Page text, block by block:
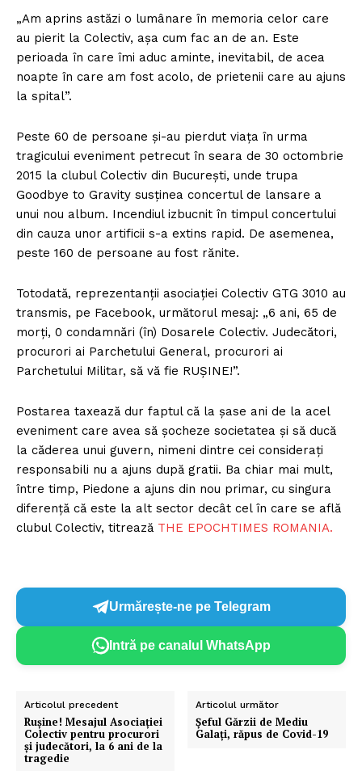
„Am aprins astăzi o lumânare în memoria celor care
au pierit la Colectiv, aşa cum fac an de an. Este
perioada în care îmi aduc aminte, inevitabil, de acea
noapte în care am fost acolo, de prietenii care au ajuns
la spital”.
Peste 60 de persoane şi-au pierdut viaţa în urma
tragicului eveniment petrecut în seara de 30 octombrie
2015 la clubul Colectiv din Bucureşti, unde trupa
Goodbye to Gravity susţinea concertul de lansare a
unui nou album. Incendiul izbucnit în timpul concertului
din cauza unor artificii s-a extins rapid. De asemenea,
peste 160 de persoane au fost rănite.
Totodată, reprezentanţii asociaţiei Colectiv GTG 3010 au
transmis, pe Facebook, următorul mesaj: „6 ani, 65 de
morţi, 0 condamnări (în) Dosarele Colectiv. Judecători,
procurori ai Parchetului General, procurori ai
Parchetului Militar, să vă fie RUŞINE!”.
Postarea taxează dur faptul că la şase ani de la acel
eveniment care avea să şocheze societatea şi să ducă
la căderea unui guvern, nimeni dintre cei consideraţi
responsabili nu a ajuns după gratii. Ba chiar mai mult,
între timp, Piedone a ajuns din nou primar, cu singura
diferenţă că este la alt sector decât cel în care se află
clubul Colectiv, titrează THE EPOCHTIMES ROMANIA.
Urmărește-ne pe Telegram
Intră pe canalul WhatsApp
Articolul precedent
Rușine! Mesajul Asociației
Colectiv pentru procurori
și judecători, la 6 ani de la
tragedie
Articolul următor
Șeful Gărzii de Mediu
Galați, răpus de Covid-19